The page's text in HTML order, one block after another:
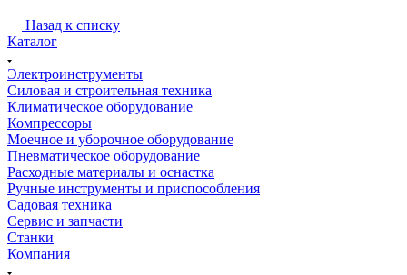
Назад к списку
Каталог
Электроинструменты
Силовая и строительная техника
Климатическое оборудование
Компрессоры
Моечное и уборочное оборудование
Пневматическое оборудование
Расходные материалы и оснастка
Ручные инструменты и приспособления
Садовая техника
Сервис и запчасти
Станки
Компания